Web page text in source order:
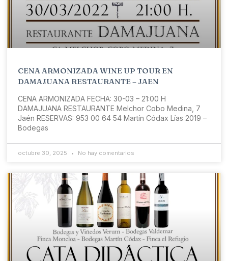
CENA ARMONIZADA WINE UP TOUR EN
DAMAJUANA RESTAURANTE – JAEN
CENA ARMONIZADA FECHA: 30-03 – 21:00 H
DAMAJUANA RESTAURANTE Melchor Cobo Medina, 7
Jaén RESERVAS: 953 00 64 54 Martín Códax Lías 2019 –
Bodegas
octubre 30, 2025 No hay comentarios